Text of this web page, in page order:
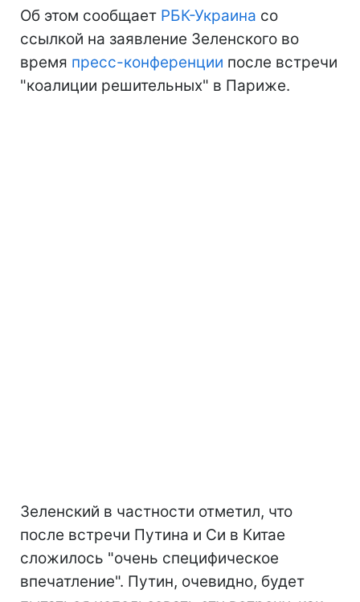
Об этом сообщает РБК-Украина со
ссылкой на заявление Зеленского во
время пресс-конференции после встречи
"коалиции решительных" в Париже.
Зеленский в частности отметил, что
после встречи Путина и Си в Китае
сложилось "очень специфическое
впечатление". Путин, очевидно, будет